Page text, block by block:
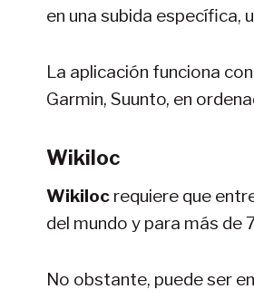
en una subida específica,
La aplicación funciona
Garmin, Suunto, en
Wikiloc
Wikiloc requiere que
del mundo y para más
No obstante, puede ser